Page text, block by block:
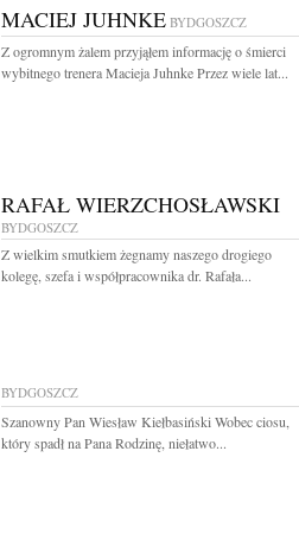
MACIEJ JUHNKE BYDGOSZCZ
Z ogromnym żalem przyjąłem informację o śmierci
wybitnego trenera Macieja Juhnke Przez wiele lat...
RAFAŁ WIERZCHOSŁAWSKI
BYDGOSZCZ
Z wielkim smutkiem żegnamy naszego drogiego
kolegę, szefa i współpracownika dr. Rafała...
BYDGOSZCZ
Szanowny Pan Wiesław Kiełbasiński Wobec ciosu,
który spadł na Pana Rodzinę, niełatwo...